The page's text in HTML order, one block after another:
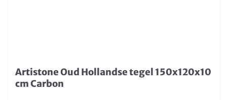
Artistone Oud Hollandse tegel 150x120x10
cm Carbon